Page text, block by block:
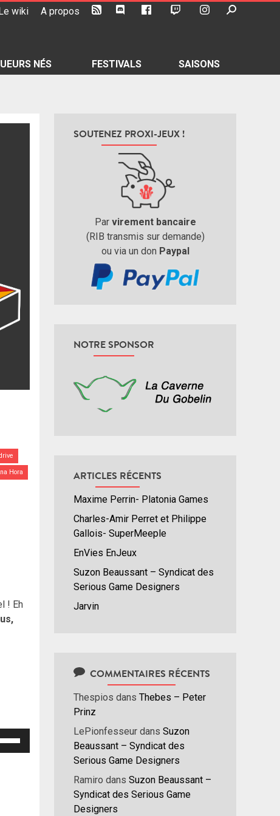
wiki A propos
NÉS FESTIVALS SAISONS
Hora
! Eh
SOUTENEZ PROXI-JEUX !
Par virement bancaire
(RIB transmis sur demande)
ou via un don Paypal
NOTRE SPONSOR
ARTICLES RÉCENTS
Maxime Perrin- Platonia Games
Charles-Amir Perret et Philippe
Gallois- SuperMeeple
EnVies EnJeux
Suzon Beaussant – Syndicat des
Serious Game Designers
Jarvin
COMMENTAIRES RÉCENTS
Thespios dans Thebes – Peter
Prinz
LePionfesseur dans Suzon
Beaussant – Syndicat des
Serious Game Designers
Ramiro dans Suzon Beaussant –
Syndicat des Serious Game
Designers